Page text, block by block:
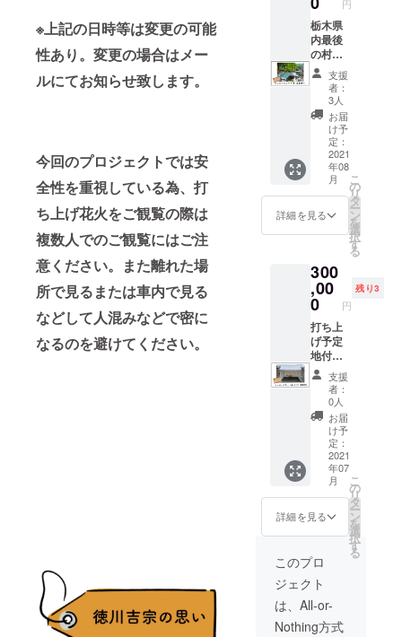
※上記の日時等は変更の可能
性あり。変更の場合はメー
ルにてお知らせ致します。
今回のプロジェクトでは安
全性を重視している為、打
ち上げ花火をご観覧の際は
複数人でのご観覧にはご注
意ください。また離れた場
所で見るまたは車内で見る
などして人混みなどで密に
なるのを避けてください。
券3枚
セット
です！
「タイ
料理は
辛いだ
けじゃ
な
い！」
発酵調
味用や
ハーブ
を存分
に使用
してい
る為、
日本料
違った
美味し
さが沢
山あり
ます！
新しい
タイ料
理との
出会い
をお楽
しみく
ださ
い。 ※
有効期
限 ：
2021/8/
1〜
2021/10
/31
円
栃木県
内最後
の村、
栗山村
にある
御宿
『こま
ゆみの
里』に
お二人
までの
温泉宿
泊旅行
を提供
させて
頂きま
業1984
年の40
年近く
続く秘
湯、平
家平温
泉(へい
けだい
らおん
せん)を
是非ご
ゆっく
り楽し
んで下
さい！
詳細は
メール
にてお
知らせ
させて
頂きま
す。 ※
有効期
限：
2021/8/
1〜
支援
者：
3人
お届
け予
定：
2021
年08
月
詳細を見る
こ
の
リ
タ
ー
ン
を
選
択
す
る
300
,00
0 円
残り3
打ち上
げ予定
地付近
の見え
やすい
場所に
テント
を提供
させて
頂きま
す！職
人の準
備から
打ち上
げまで
を近く
で見た
り、打
ち上げ
花火を
真下か
ら見る
支援
者：
0人
お届
け予
定：
2021
年07
月
詳細を見る
こ
の
リ
タ
ー
ン
を
選
択
す
る
このプロ
ジェクト
は、All-or-
Nothing方式